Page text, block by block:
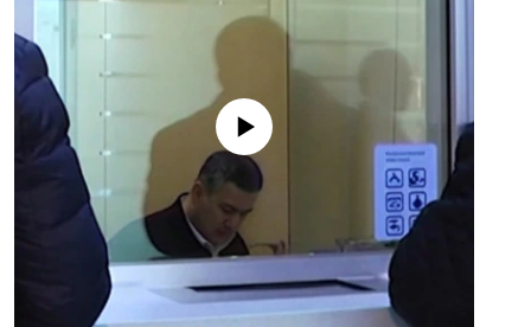
No media source currently available